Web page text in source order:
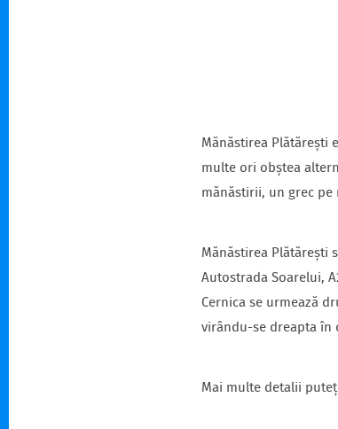
Mănăstirea Plătărești
multe ori obștea
mănăstirii, un grec pe
Mănăstirea Plătărești
Autostrada Soarelui,
Cernica se urmează
virându-se dreapta în
Mai multe detalii